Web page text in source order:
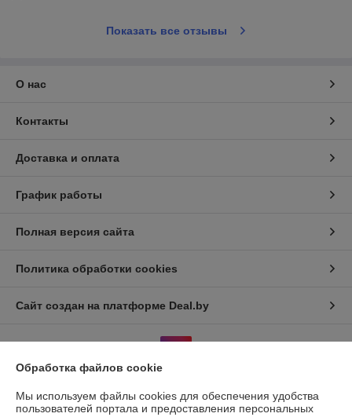
Показать все отзывы
О нас
Контакты
Доставка и оплата
График работы
Полная версия сайта
Политика обработки cookies
Сайт создан на платформе Deal.by
Информация для покупателя
Обработка файлов cookie
Мы используем файлы cookies для обеспечения удобства
пользователей портала и предоставления персональных